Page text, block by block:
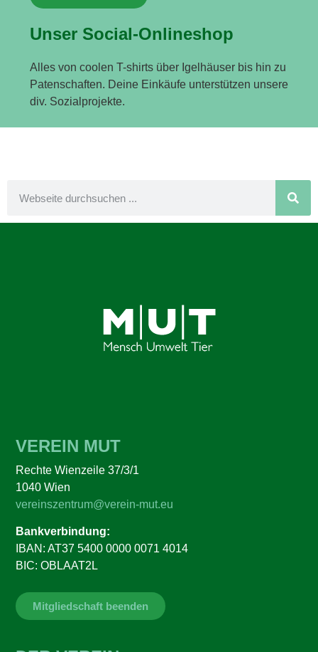
Unser Social-Onlineshop
Alles von coolen T-shirts über Igelhäuser bis hin zu
Patenschaften. Deine Einkäufe unterstützen unsere
div. Sozialprojekte.
VEREIN MUT
Rechte Wienzeile 37/3/1
1040 Wien
vereinszentrum@verein-mut.eu
Bankverbindung:
IBAN: AT37 5400 0000 0071 4014
BIC: OBLAAT2L
Mitgliedschaft beenden